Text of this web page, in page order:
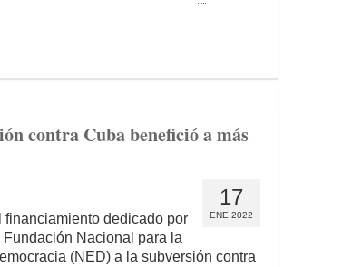
contra Cuba benefició a más
17
ENE 2022
financiamiento dedicado por
Fundación Nacional para la
(NED) a la subversión contra